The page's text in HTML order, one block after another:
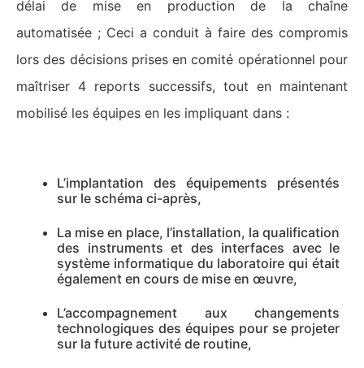
délai de mise en production de la chaîne
automatisée ; Ceci a conduit à faire des compromis
lors des décisions prises en comité opérationnel pour
maîtriser 4 reports successifs, tout en maintenant
mobilisé les équipes en les impliquant dans :
L’implantation des équipements présentés
sur le schéma ci-après,
La mise en place, l’installation, la qualification
des instruments et des interfaces avec le
système informatique du laboratoire qui était
également en cours de mise en œuvre,
L’accompagnement aux changements
technologiques des équipes pour se projeter
sur la future activité de routine,